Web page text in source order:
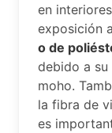
en
exposición
o de
debido a
moho.
la fibra de
es